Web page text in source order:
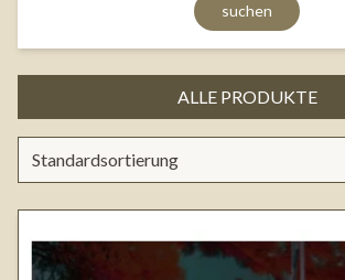
suchen
ALLE PRODUKTE